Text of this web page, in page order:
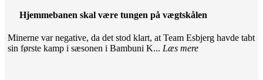
Hjemmebanen skal være tungen på vægtskålen
Minerne var negative, da det stod klart, at Team Esbjerg havde tabt
sin første kamp i sæsonen i Bambuni K... Læs mere